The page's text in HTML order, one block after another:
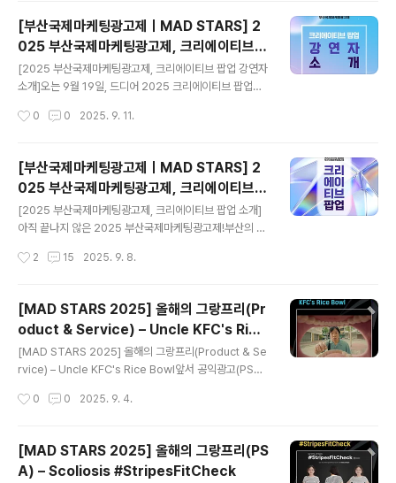
and Prix) 수상작들을 살펴보려 합니다. ✨ 올해 그랑프리
작품들은 기술과 창의성을 결합해 실제 삶과 사회에 파급
력 있는 변화를 만들어낸 캠페인이라는 점에서 더욱 의미
가 큽니다. 그렇다면 올해 MAD STARS 2025의 그랑프
리 주인공은 어떤 작품들일까요?지금부터 함께 만나보시
국가 : 스페인· 출품부문 : Design Sta..
[부산국제마케팅광고제ㅣMAD STARS] 2
025 부산국제마케팅광고제, 크리에이티브
팝업 강연자 소개
[2025 부산국제마케팅광고제, 크리에이티브 팝업 강연자
소개]오는 9월 19일, 드디어 2025 크리에이티브 팝업이
은마케팅·광고·디지털 콘텐츠에 관심 있는 누구나 무료로
을 찾은 시민 모두에게 열려 있습니다. 이번 팝업에서는 M
AD STARS 주요 수상작 전시,마음을 사로잡는 광고 카피
전시,그리고 평소 쉽게 만나기 어려웠던 국내 광고·마케팅
전문가들의 특별 강연까지다채로운 프로그램이 준비되어
있습니다. 그렇다면 이번 무대를 빛내줄 강연자들은 누구
해드립니다! 🤗 ​[2025 크리에이티브 팝업]- 대학생 및 일
0 0 2025. 9. 11.
[부산국제마케팅광고제ㅣMAD STARS] 2
025 부산국제마케팅광고제, 크리에이티브
팝업 소개
[2025 부산국제마케팅광고제, 크리에이티브 팝업 소개]​
아직 끝나지 않은 2025 부산국제마케팅광고제!부산의 가
🌟 “광고제 이제 끝났지?”라고 생각하셨다면? 아직 이릅
2025. 이어서 9월 19일(금)부터 21일(일),부산근현대역
사관 별관에서는 누구나 무료로 즐길 수 있는 축제가 펼쳐
집니다!​2025 부산국제마케팅광고제, 크리에이티브 팝업
은마케팅과 광고, 디지털 콘텐츠에 관심 있는 누구나 즐길
두에게 무료로 열려 있어, 가볍게 찾아와도 특별한 경험을
2 15 2025. 9. 8.
[MAD STARS 2025] 올해의 그랑프리(Pr
oduct & Service) – Uncle KFC's Rice
Bowl
[MAD STARS 2025] 올해의 그랑프리(Product & Se
rvice) – Uncle KFC's Rice Bowl앞서 공익광고(PSA)
(Product & Service, P&S) 부문 수상작을 소개합니다.
인의 일상 속으로 스며들게 만든 작품으로,MAD STARS
2025 Product & Service 부문 올해의 그랑프리를 차
0 0 2025. 9. 4.
[MAD STARS 2025] 올해의 그랑프리(PS
A) – Scoliosis #StripesFitCheck